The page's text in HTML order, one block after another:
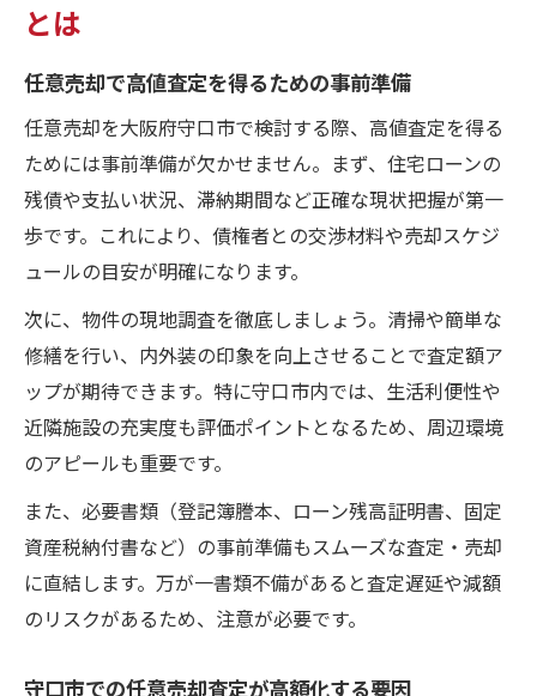
とは
任意売却で高値査定を得るための事前準備
任意売却を大阪府守口市で検討する際、高値査定を得る
ためには事前準備が欠かせません。まず、住宅ローンの
残債や支払い状況、滞納期間など正確な現状把握が第一
歩です。これにより、債権者との交渉材料や売却スケジ
ュールの目安が明確になります。
次に、物件の現地調査を徹底しましょう。清掃や簡単な
修繕を行い、内外装の印象を向上させることで査定額ア
ップが期待できます。特に守口市内では、生活利便性や
近隣施設の充実度も評価ポイントとなるため、周辺環境
のアピールも重要です。
また、必要書類（登記簿謄本、ローン残高証明書、固定
資産税納付書など）の事前準備もスムーズな査定・売却
に直結します。万が一書類不備があると査定遅延や減額
のリスクがあるため、注意が必要です。
守口市での任意売却査定が高額化する要因